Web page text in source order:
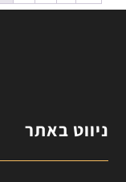
ניווט באתר